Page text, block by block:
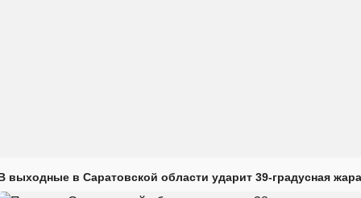
выходные в Саратовской области ударит 39-градусная жара